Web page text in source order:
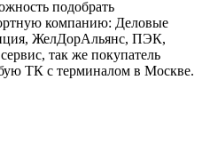
подобрать
компанию: Деловые
ЖелДорАльянс, ПЭК,
так же покупатель
ТК с терминалом в Москве.